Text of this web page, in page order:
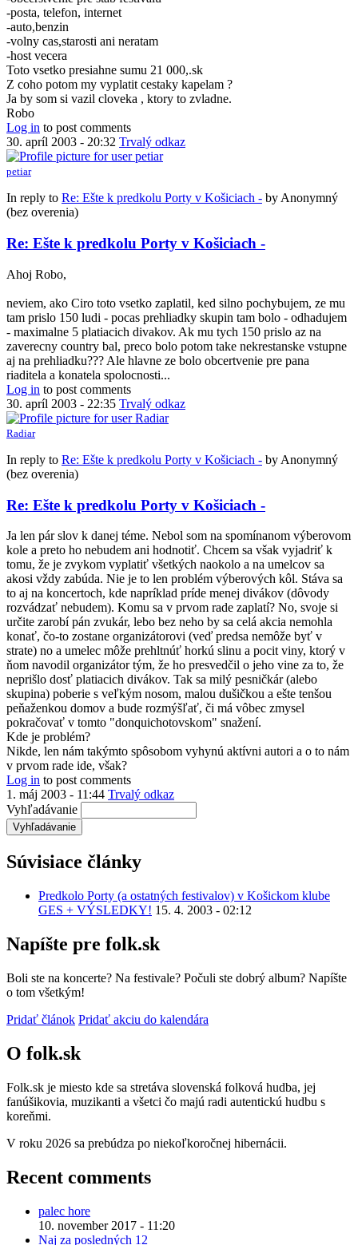
-posta, telefon, internet
-auto,benzin
-volny cas,starosti ani neratam
-host vecera
Toto vsetko presiahne sumu 21 000,.sk
Z coho potom my vyplatit cestaky kapelam ?
Ja by som si vazil cloveka , ktory to zvladne.
Robo
Log in to post comments
30. apríl 2003 - 20:32 Trvalý odkaz
petiar
In reply to Re: Ešte k predkolu Porty v Košiciach - by Anonymný
(bez overenia)
Re: Ešte k predkolu Porty v Košiciach -
Ahoj Robo,
neviem, ako Ciro toto vsetko zaplatil, ked silno pochybujem, ze mu
tam prislo 150 ludi - pocas prehliadky skupin tam bolo - odhadujem
- maximalne 5 platiacich divakov. Ak mu tych 150 prislo az na
zaverecny country bal, preco bolo potom take nekrestanske vstupne
aj na prehliadku??? Ale hlavne ze bolo obcertvenie pre pana
riaditela a konatela spolocnosti...
Log in to post comments
30. apríl 2003 - 22:35 Trvalý odkaz
Radiar
In reply to Re: Ešte k predkolu Porty v Košiciach - by Anonymný
(bez overenia)
Re: Ešte k predkolu Porty v Košiciach -
Ja len pár slov k danej téme. Nebol som na spomínanom výberovom
kole a preto ho nebudem ani hodnotiť. Chcem sa však vyjadriť k
tomu, že je zvykom vyplatiť všetkých naokolo a na umelcov sa
akosi vždy zabúda. Nie je to len problém výberových kôl. Stáva sa
to aj na koncertoch, kde napríklad príde menej divákov (dôvody
rozvádzať nebudem). Komu sa v prvom rade zaplatí? No, svoje si
určite zarobí pán zvukár, lebo bez neho by sa celá akcia nemohla
konať, čo-to zostane organizátorovi (veď predsa nemôže byť v
strate) no a umelec môže prehltnúť horkú slinu a pocit viny, ktorý v
ňom navodil organizátor tým, že ho presvedčil o jeho vine za to, že
neprišlo dosť platiacich divákov. Tak sa milý pesničkár (alebo
skupina) poberie s veľkým nosom, malou dušičkou a ešte tenšou
peňaženkou domov a bude rozmýšľať, či má vôbec zmysel
pokračovať v tomto "donquichotovskom" snažení.
Kde je problém?
Nikde, len nám takýmto spôsobom vyhynú aktívni autori a o to nám
v prvom rade ide, však?
Log in to post comments
1. máj 2003 - 11:44 Trvalý odkaz
Vyhľadávanie
Súvisiace články
Predkolo Porty (a ostatných festivalov) v Košickom klube
GES + VÝSLEDKY! 15. 4. 2003 - 02:12
Napíšte pre folk.sk
Boli ste na koncerte? Na festivale? Počuli ste dobrý album? Napíšte
o tom všetkým!
Pridať článok Pridať akciu do kalendára
O folk.sk
Folk.sk je miesto kde sa stretáva slovenská folková hudba, jej
fanúšikovia, muzikanti a všetci čo majú radi autentickú hudbu s
koreňmi.
V roku 2026 sa prebúdza po niekoľkoročnej hibernácii.
Recent comments
palec hore
10. november 2017 - 11:20
Naj za posledných 12